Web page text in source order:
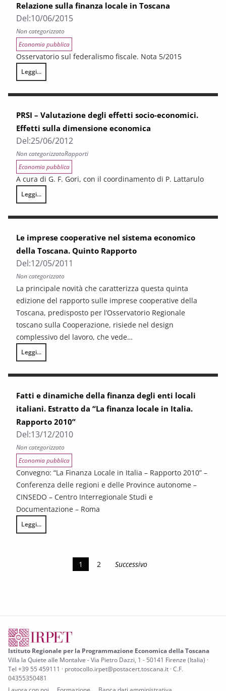
Relazione sulla finanza locale in Toscana
Del:10/06/2015
Non categorizzato
Economia pubblica
Osservatorio sul federalismo fiscale. Nota 5/2015
Leggi...
Relazione sulla finanza locale in Toscana
PRSI – Valutazione degli effetti socio-economici.
Effetti sulla dimensione economica
Del:25/06/2012
Non categorizzatoRapporti
Economia pubblica
A cura di G. F. Gori, con il coordinamento di P. Lattarulo
Leggi...
PRSI – Valutazione degli effetti socio-economici. Effetti sulla
Le imprese cooperative nel sistema economico
della Toscana. Quinto Rapporto
Del:12/05/2011
Non categorizzato
La principale novità che caratterizza questa quinta
edizione del rapporto sulle imprese cooperative della
Toscana, predisposto per l’Osservatorio Regionale
toscano sulla Cooperazione, risiede nel design
complessivo del lavoro, che vede…
Leggi...
Le imprese cooperative nel sistema economico della Toscana. Quinto
Fatti e dinamiche della finanza degli enti locali
italiani. Estratto da “La finanza locale in Italia.
Rapporto 2010”
Del:13/12/2010
Non categorizzato
Economia pubblica
Convegno: “La Finanza Locale in Italia – Rapporto 2010” –
Conferenza delle regioni e delle Province autonome –
CINSEDO – Centro Interregionale Studi e
Documentazione – Roma
Leggi...
Fatti e dinamiche della finanza degli enti locali italiani. Estratto da
1 2 Successivo
Istituto Regionale per la Programmazione Economica della Toscana
Villa la Quiete alle Montalve - Via Pietro Dazzi, 1 - 50141 Firenze (Italia) ·
Tel +39 55 459111 · protocollo.irpet@postacert.toscana.it · C.F.
04355350481